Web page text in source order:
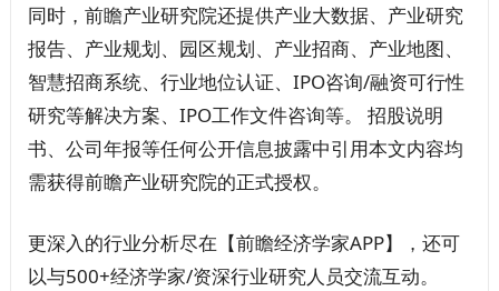
同时，前瞻产业研究院还提供产业大数据、产业研究
报告、产业规划、园区规划、产业招商、产业地图、
智慧招商系统、行业地位认证、IPO咨询/融资可行性
研究等解决方案、IPO工作文件咨询等。 招股说明
书、公司年报等任何公开信息披露中引用本文内容均
需获得前瞻产业研究院的正式授权。
更深入的行业分析尽在【前瞻经济学家APP】，还可
以与500+经济学家/资深行业研究人员交流互动。